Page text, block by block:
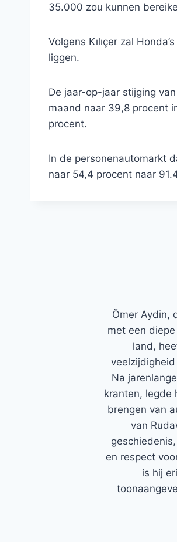
35.000 zou kunnen
Volgens Kılıçer zal
liggen.
De jaar-op-jaar stijging
maand naar 39,8 procent
procent.
In de personenautomarkt
naar 54,4 procent naar
Ömer Aydin,
met een
land,
Na
kranten, legde
brengen van
van
en respect
is hij